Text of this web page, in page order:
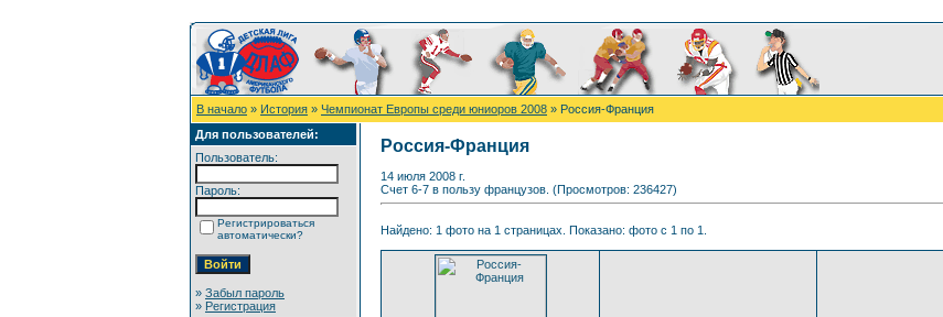
В начало » История » Чемпионат Европы среди юниоров 2008 » Россия-Франция
Для пользователей:
Пользователь:
Пароль:
Регистрироваться
автоматически?
» Забыл пароль
» Регистрация
Россия-Франция
14 июля 2008 г.
Счет 6-7 в пользу французов. (Просмотров: 236427)
Найдено: 1 фото на 1 страницах. Показано: фото с 1 по 1.